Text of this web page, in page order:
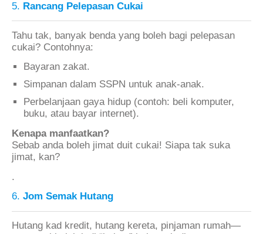
5. Rancang Pelepasan Cukai
Tahu tak, banyak benda yang boleh bagi pelepasan
cukai? Contohnya:
Bayaran zakat.
Simpanan dalam SSPN untuk anak-anak.
Perbelanjaan gaya hidup (contoh: beli komputer,
buku, atau bayar internet).
Kenapa manfaatkan?
Sebab anda boleh jimat duit cukai! Siapa tak suka
jimat, kan?
.
6. Jom Semak Hutang
Hutang kad kredit, hutang kereta, pinjaman rumah—